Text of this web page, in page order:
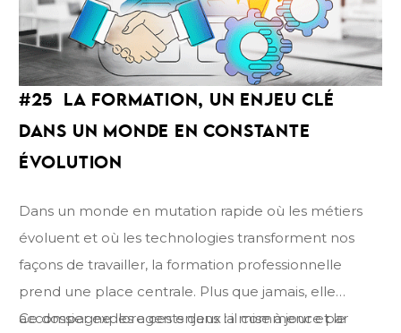
#25 LA FORMATION, UN ENJEU CLÉ
DANS UN MONDE EN CONSTANTE
ÉVOLUTION
Dans un monde en mutation rapide où les métiers
évoluent et où les technologies transforment nos
façons de travailler, la formation professionnelle
prend une place centrale. Plus que jamais, elle
accompagne les agents dans la mise à jour et le
Ce dossier explore ces enjeux : il commence par